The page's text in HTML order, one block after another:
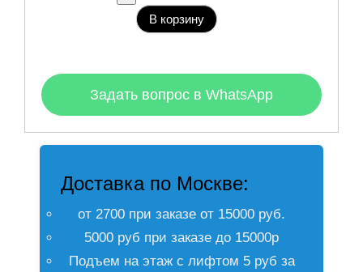
В корзину
Задать вопрос в WhatsApp
Доставка по Москве:
от 2700 при заказе от 15000 руб.
5000 руб при заказе до 15000р
Подъем на этаж с лифтом 5 руб за